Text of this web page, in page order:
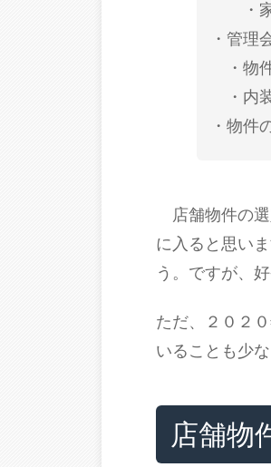
管理
物
内
物件
店舗物件の選
に入ると思い
う。ですが、
ただ、
２０２
いることも少
店舗物